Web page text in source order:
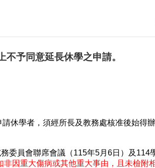
予同意延長休學之申請。
休學者，須經所長及教務處核准後始得辦
委員會聯席會議（115年5月 6日）及 114
因重大傷病或其他重大事由，且未檢附